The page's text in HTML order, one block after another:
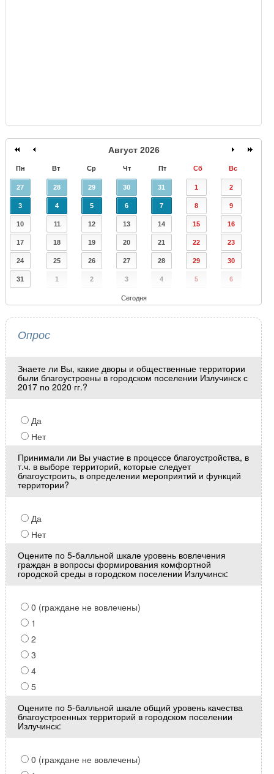
Август 2026
Пн Вт Ср Чт Пт Сб Вс
27 28 29 30 31 1 2
3 4 5 6 7 8 9
10 11 12 13 14 15 16
17 18 19 20 21 22 23
24 25 26 27 28 29 30
31 1 2 3 4 5 6
Сегодня
Опрос
Знаете ли Вы, какие дворы и общественные территории
были благоустроены в городском поселении Излучинск с
2017 по 2020 гг.?
Да
Нет
Принимали ли Вы участие в процессе благоустройства, в
т.ч. в выборе территорий, которые следует
благоустроить, в определении мероприятий и функций
территории?
Да
Нет
Оцените по 5-балльной шкале уровень вовлечения
граждан в вопросы формирования комфортной
городской среды в городском поселении Излучинск:
0 (граждане не вовлечены)
1
2
3
4
5
Оцените по 5-балльной шкале общий уровень качества
благоустроенных территорий в городском поселении
Излучинск:
0 (граждане не вовлечены)